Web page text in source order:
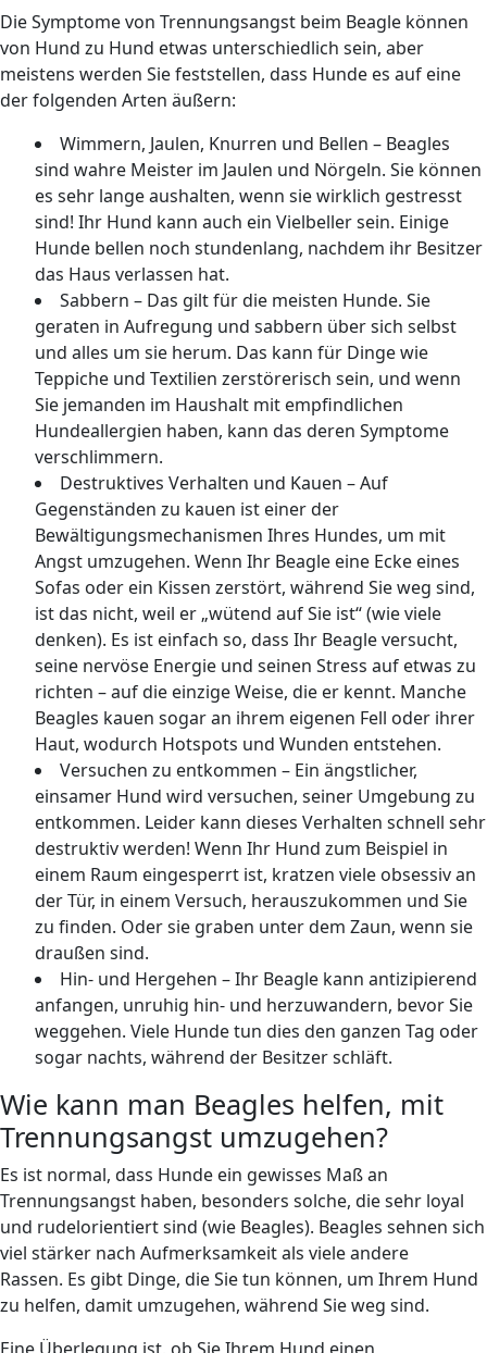
Die Symptome von Trennungsangst beim Beagle können
von Hund zu Hund etwas unterschiedlich sein, aber
meistens werden Sie feststellen, dass Hunde es auf eine
der folgenden Arten äußern:
Wimmern, Jaulen, Knurren und Bellen – Beagles
sind wahre Meister im Jaulen und Nörgeln. Sie können
es sehr lange aushalten, wenn sie wirklich gestresst
sind! Ihr Hund kann auch ein Vielbeller sein. Einige
Hunde bellen noch stundenlang, nachdem ihr Besitzer
das Haus verlassen hat.
Sabbern – Das gilt für die meisten Hunde. Sie
geraten in Aufregung und sabbern über sich selbst
und alles um sie herum. Das kann für Dinge wie
Teppiche und Textilien zerstörerisch sein, und wenn
Sie jemanden im Haushalt mit empfindlichen
Hundeallergien haben, kann das deren Symptome
verschlimmern.
Destruktives Verhalten und Kauen – Auf
Gegenständen zu kauen ist einer der
Bewältigungsmechanismen Ihres Hundes, um mit
Angst umzugehen. Wenn Ihr Beagle eine Ecke eines
Sofas oder ein Kissen zerstört, während Sie weg sind,
ist das nicht, weil er „wütend auf Sie ist“ (wie viele
denken). Es ist einfach so, dass Ihr Beagle versucht,
seine nervöse Energie und seinen Stress auf etwas zu
richten – auf die einzige Weise, die er kennt. Manche
Beagles kauen sogar an ihrem eigenen Fell oder ihrer
Haut, wodurch Hotspots und Wunden entstehen.
Versuchen zu entkommen – Ein ängstlicher,
einsamer Hund wird versuchen, seiner Umgebung zu
entkommen. Leider kann dieses Verhalten schnell sehr
destruktiv werden! Wenn Ihr Hund zum Beispiel in
einem Raum eingesperrt ist, kratzen viele obsessiv an
der Tür, in einem Versuch, herauszukommen und Sie
zu finden. Oder sie graben unter dem Zaun, wenn sie
draußen sind.
Hin- und Hergehen – Ihr Beagle kann antizipierend
anfangen, unruhig hin- und herzuwandern, bevor Sie
weggehen. Viele Hunde tun dies den ganzen Tag oder
sogar nachts, während der Besitzer schläft.
Wie kann man Beagles helfen, mit
Trennungsangst umzugehen?
Es ist normal, dass Hunde ein gewisses Maß an
Trennungsangst haben, besonders solche, die sehr loyal
und rudelorientiert sind (wie Beagles). Beagles sehnen sich
viel stärker nach Aufmerksamkeit als viele andere
Rassen. Es gibt Dinge, die Sie tun können, um Ihrem Hund
zu helfen, damit umzugehen, während Sie weg sind.